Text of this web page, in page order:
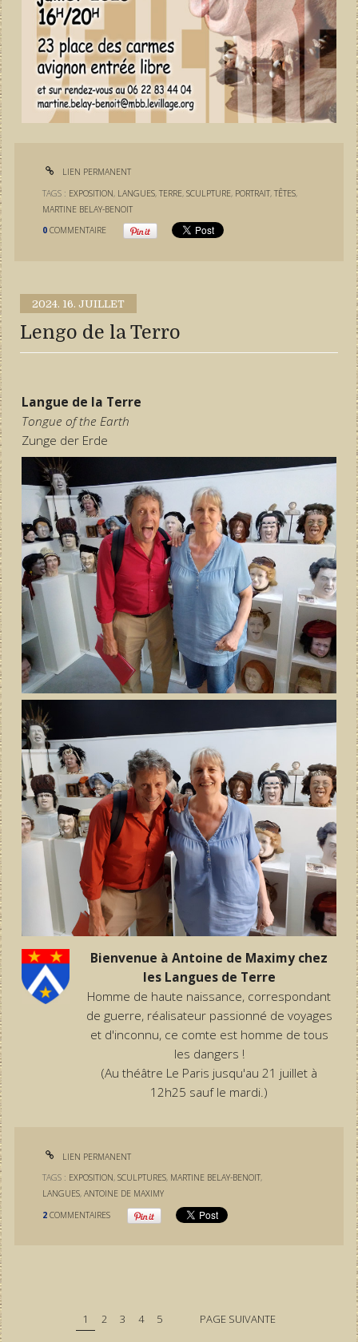
LIEN PERMANENT
TAGS : EXPOSITION, LANGUES,TERRE,SCULPTURE, PORTRAIT,TÊTES,
MARTINE BELAY-BENOIT
0 COMMENTAIRE
2024. 16. JUILLET
Lengo de la Terro
Langue de la Terre
Tongue of the Earth
Zunge der Erde
Bienvenue à Antoine de Maximy chez
les Langues de Terre
Homme de haute naissance, correspondant
de guerre, réalisateur passionné de voyages
et d'inconnu, ce comte est homme de tous
les dangers !
(Au théâtre Le Paris jusqu'au 21 juillet à
12h25 sauf le mardi.)
LIEN PERMANENT
TAGS : EXPOSITION,SCULPTURES, MARTINE BELAY-BENOIT,
LANGUES,ANTOINE DE MAXIMY
2 COMMENTAIRES
1 2 3 4 5 PAGE SUIVANTE